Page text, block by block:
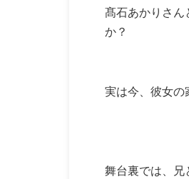
髙石あかりさん
か？
実は今、彼女の
舞台裏では、兄